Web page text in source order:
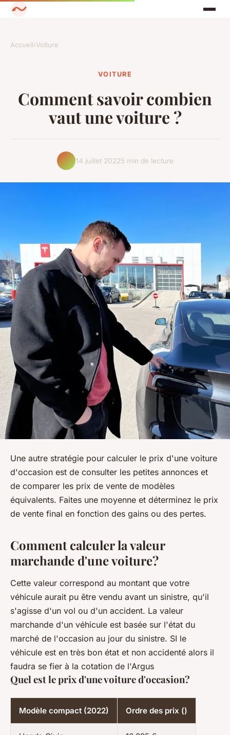
Accueil›Voiture
VOITURE
Comment savoir combien
vaut une voiture ?
14 juillet 20225 min de lecture
Une autre stratégie pour calculer le prix d'une voiture
d'occasion est de consulter les petites annonces et
de comparer les prix de vente de modèles
équivalents. Faites une moyenne et déterminez le prix
de vente final en fonction des gains ou des pertes.
Comment calculer la valeur
marchande d'une voiture?
Cette valeur correspond au montant que votre
véhicule aurait pu être vendu avant un sinistre, qu'il
s'agisse d'un vol ou d'un accident. La valeur
marchande d'un véhicule est basée sur l'état du
marché de l'occasion au jour du sinistre. SI le
véhicule est en très bon état et non accidenté alors il
faudra se fier à la cotation de l'Argus
Quel est le prix d'une voiture d'occasion?
Modèle compact (2022) Ordre des prix ()